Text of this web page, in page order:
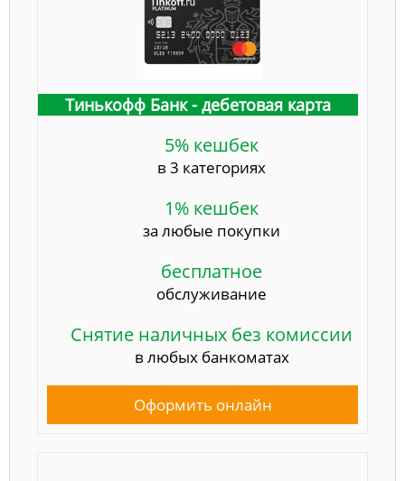
Тинькофф Банк - дебетовая карта
5% кешбек
в 3 категориях
1% кешбек
за любые покупки
бесплатное
обслуживание
Снятие наличных без комиссии
в любых банкоматах
Оформить онлайн